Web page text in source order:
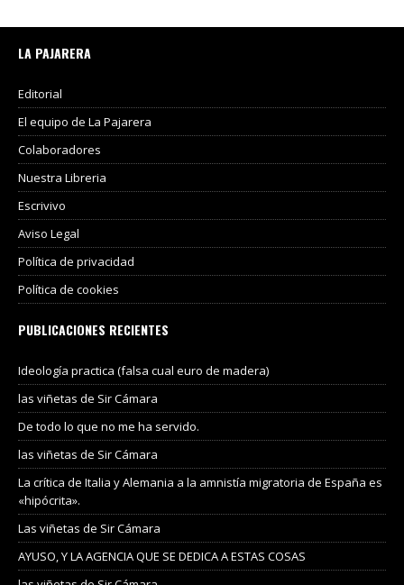
LA PAJARERA
Editorial
El equipo de La Pajarera
Colaboradores
Nuestra Libreria
Escrivivo
Aviso Legal
Política de privacidad
Política de cookies
PUBLICACIONES RECIENTES
Ideología practica (falsa cual euro de madera)
las viñetas de Sir Cámara
De todo lo que no me ha servido.
las viñetas de Sir Cámara
La crítica de Italia y Alemania a la amnistía migratoria de España es
«hipócrita».
Las viñetas de Sir Cámara
AYUSO, Y LA AGENCIA QUE SE DEDICA A ESTAS COSAS